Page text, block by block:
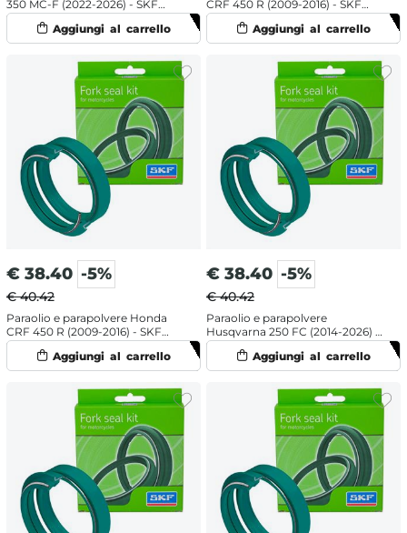
350 MC-F (2022-2026) - SKF
labbro doppio
CRF 450 R (2009-2016) - SKF
labbro doppio
€ 38.40 -5%
€ 40.42
Paraolio e parapolvere Honda
CRF 450 R (2009-2016) - SKF
doppia mescola
€ 38.40 -5%
€ 40.42
Paraolio e parapolvere
Husqvarna 250 FC (2014-2026) -
SKF doppia mescola